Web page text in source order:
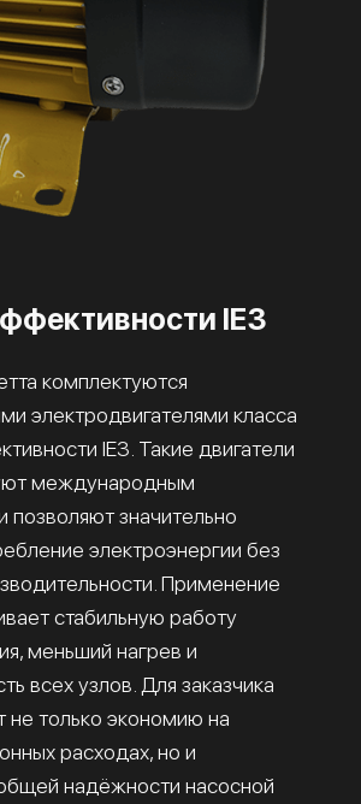
IE3
комплектуются
электродвигателями класса
IE3. Такие двигатели
международным
позволяют значительно
электроэнергии без
Применение
стабильную работу
меньший нагрев и
всех узлов. Для заказчика
не только экономию на
расходах, но и
надёжности насосной